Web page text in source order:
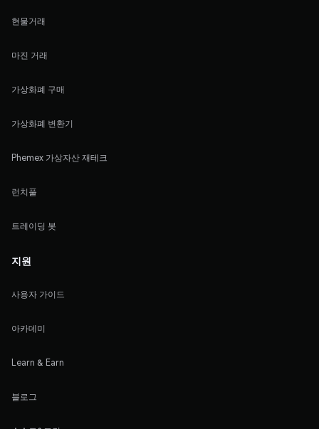
현물거래
마진 거래
가상화폐 구매
가상화폐 변환기
Phemex 가상자산 재테크
런치풀
트레이딩 봇
지원
사용자 가이드
아카데미
Learn & Earn
블로그